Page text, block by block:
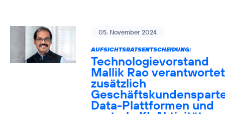
05. November 2024
AUFSICHTSRATSENTSCHEIDUNG:
Technologievorstand
Mallik Rao verantwortet
zusätzlich
Data-Plattformen und